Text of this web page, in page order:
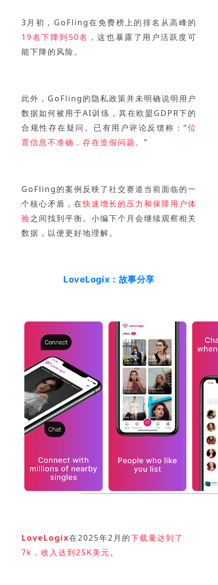
3月初，GoFling在免费榜上的排名从高峰的
19名下降到50名 ，这也暴露了用户活跃度可
能下降的风险。
此外，GoFling的隐私政策并未明确说明用户
数据如何被用于AI训练，其在欧盟GDPR下的
合规性存在疑问。已有用户评论反馈称：“位
置信息不准确，存在造假问题。 ”
GoFling的案例反映了社交赛道当前面临的一
个核心矛盾，在快速增长的压力和保障用户体
验之间找到平衡。小编下个月会继续观察相关
数据，以便更好地理解。
LoveLogix：故事分享
LoveLogix在2025年2月的下载量达到了
7k，收入达到25K美元。